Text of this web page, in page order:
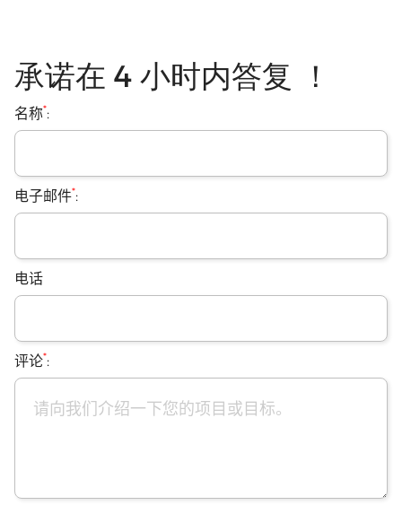
承诺在 4 小时内答复 ！
名称*:
电子邮件*:
电话
评论*: